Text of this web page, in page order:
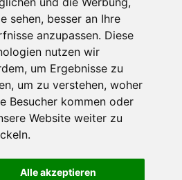
sehen, besser an Ihre
anzupassen. Diese
nutzen wir
um Ergebnisse zu
um zu verstehen, woher
Besucher kommen oder
Website weiter zu
Alle akzeptieren
• Flug- und Pauschalreisen
Wellnesslexikon •
• Impressum• Datenschutz
Einstellungen